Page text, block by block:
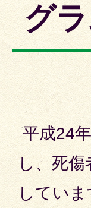
グ
平成24
し、死
していま